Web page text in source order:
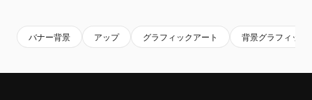
バナー背景 アップ グラフィックアート 背景グラフィック